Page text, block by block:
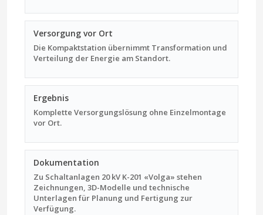
Versorgung vor Ort
Die Kompaktstation übernimmt Transformation und
Verteilung der Energie am Standort.
Ergebnis
Komplette Versorgungs­lösung ohne Einzelmontage
vor Ort.
Dokumentation
Zu Schaltanlagen 20 kV K-201 «Volga» stehen
Zeichnungen, 3D-Modelle und technische
Unterlagen für Planung und Fertigung zur
Verfügung.